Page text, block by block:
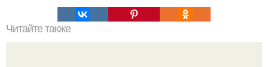
Читайте также